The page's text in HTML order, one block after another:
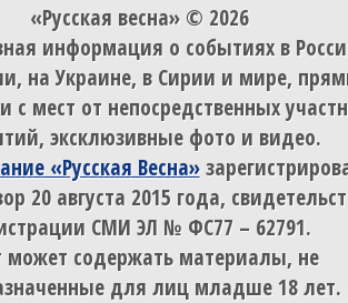
«Русская весна» © 2026
информация о событиях в
на Украине, в Сирии и мире,
с мест от непосредственных
эксклюзивные фото и видео.
«Русская Весна»
20 августа 2015 года,
СМИ ЭЛ № ФС77 – 62791.
может содержать материалы, не
для лиц младше 18 лет.